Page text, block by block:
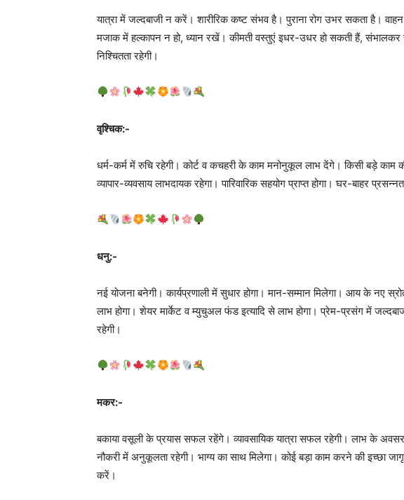
यात्रा में जल्दबाजी न करें। शारीरिक कष्ट संभव है। पुराना रोग उभर सकता है।
मजाक में हल्कापन न हो, ध्यान रखें। कीमती वस्तुएं इधर-उधर हो सकती हैं,
निश्चितता रहेगी।
वृश्चिक:-
धर्म-कर्म में रुचि रहेगी। कोर्ट व कचहरी के काम मनोनुकूल लाभ देंगे। किसी बड़े
व्यापार-व्यवसाय लाभदायक रहेगा। पारिवारिक सहयोग प्राप्त होगा। घर-बाहर
धनु:-
नई योजना बनेगी। कार्यप्रणाली में सुधार होगा। मान-सम्मान मिलेगा। आय के नए
लाभ होगा। शेयर मार्केट व म्युचुअल फंड इत्यादि से लाभ होगा। प्रेम-प्रसंग में
रहेगी।
मकर:-
बकाया वसूली के प्रयास सफल रहेंगे। व्यावसायिक यात्रा सफल रहेगी। लाभ के अवसर
नौकरी में अनुकूलता रहेगी। भाग्य का साथ मिलेगा। कोई बड़ा काम करने की इच्‍छा
करें।